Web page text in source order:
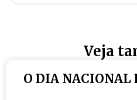
Veja
O DIA NACIONAL